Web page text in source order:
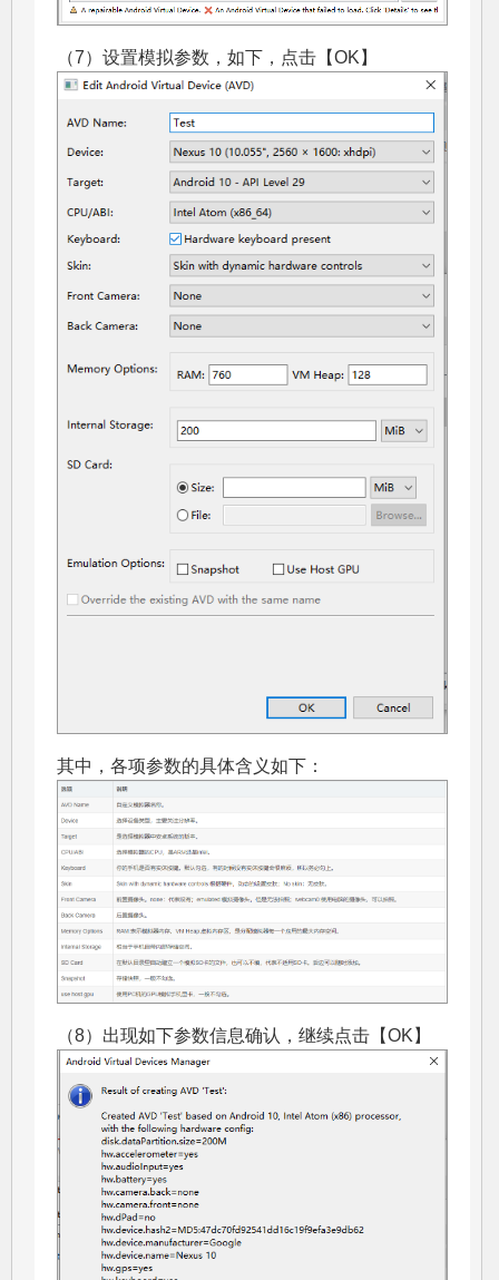
（7）设置模拟参数，如下，点击【OK】
其中，各项参数的具体含义如下：
（8）出现如下参数信息确认，继续点击【OK】